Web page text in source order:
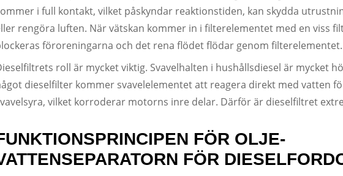
i full kontakt, vilket påskyndar reaktionstiden, kan skydda
rengöra luften. När vätskan kommer in i filterelementet med en viss
föroreningarna och det rena flödet flödar genom filterelementet.
roll är mycket viktig. Svavelhalten i hushållsdiesel är mycket
dieselfilter kommer svavelelementet att reagera direkt med vatten
vilket korroderar motorns inre delar. Därför är dieselfiltret
FÖR OLJE-
FÖR